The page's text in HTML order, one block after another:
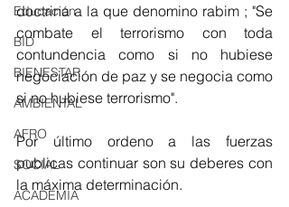
Educación
BID
BIENESTAR
AMBIENTAL
AFRO
SOCIAL
ACADEMIA
doctrina a la que denomino rabim ; "Se
combate el terrorismo con toda
contundencia como si no hubiese
negociación de paz y se negocia como
si no hubiese terrorismo".
Por último ordeno a las fuerzas
publicas continuar son su deberes con
la máxima determinación.